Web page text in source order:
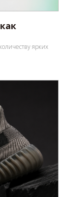
ярких